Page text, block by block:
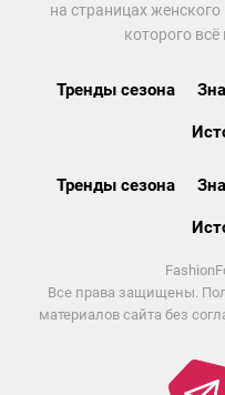
на страницах
которого
Тренды сезона
Тренды сезона
Все права защищены.
материалов сайта без